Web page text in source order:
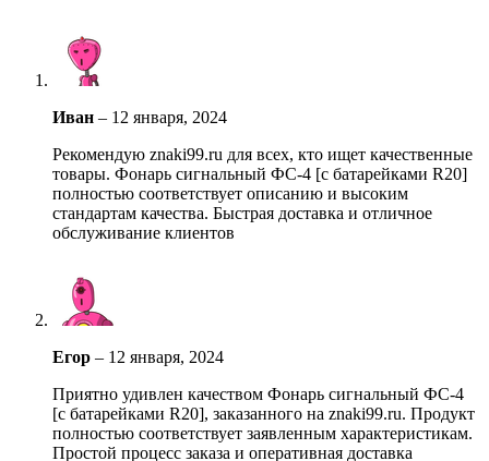
Иван – 12 января, 2024
Рекомендую znaki99.ru для всех, кто ищет качественные
товары. Фонарь сигнальный ФС-4 [с батарейками R20]
полностью соответствует описанию и высоким
стандартам качества. Быстрая доставка и отличное
обслуживание клиентов
Егор – 12 января, 2024
Приятно удивлен качеством Фонарь сигнальный ФС-4
[с батарейками R20], заказанного на znaki99.ru. Продукт
полностью соответствует заявленным характеристикам.
Простой процесс заказа и оперативная доставка